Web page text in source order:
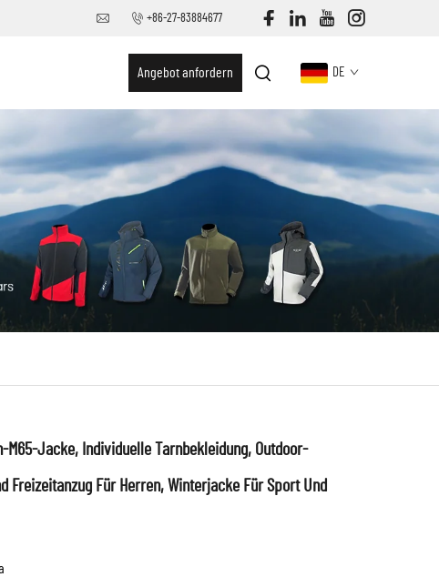
+86-27-83884677
Angebot anfordern DE
M65-Jacke, Individuelle Tarnbekleidung, Outdoor-
Freizeitanzug Für Herren, Winterjacke Für Sport Und